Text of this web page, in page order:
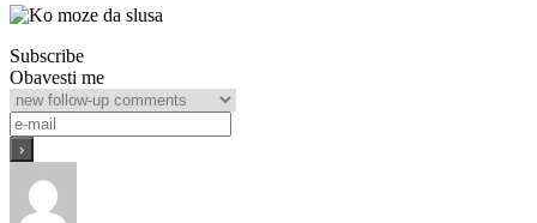
Subscribe
Obavesti me